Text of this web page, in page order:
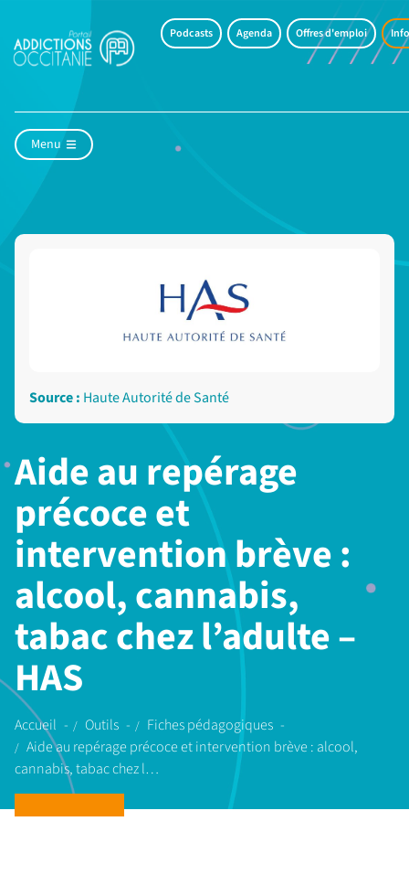
Podcasts Agenda Offres d'emploi
Menu
Aide au repérage
précoce et
intervention brève :
alcool, cannabis,
tabac chez l’adulte –
HAS
Accueil Outils
Fiches pédagogiques
Aide au repérage précoce et intervention brève : alcool,
cannabis, tabac chez l…
Source : Haute Autorité de Santé